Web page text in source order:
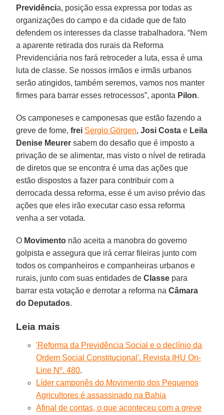
Previdência, posição essa expressa por todas as
organizações do campo e da cidade que de fato
defendem os interesses da classe trabalhadora. “Nem
a aparente retirada dos rurais da Reforma
Previdenciária nos fará retroceder a luta, essa é uma
luta de classe. Se nossos irmãos e irmãs urbanos
serão atingidos, também seremos, vamos nos manter
firmes para barrar esses retrocessos”, aponta Pilon.
Os camponeses e camponesas que estão fazendo a
greve de fome,frei Sergio Görgen, Josi Costa e Leila
Denise Meurer sabem do desafio que é imposto a
privação de se alimentar, mas visto o nível de retirada
de diretos que se encontra é uma das ações que
estão dispostos a fazer para contribuir com a
derrocada dessa reforma, esse é um aviso prévio das
ações que eles irão executar caso essa reforma
venha a ser votada.
O Movimento não aceita a manobra do governo
golpista e assegura que irá cerrar fileiras junto com
todos os companheiros e companheiras urbanos e
rurais, junto com suas entidades deClasse para
barrar esta votação e derrotar a reforma naCâmara
do Deputados.
Leia mais
'Reforma da Previdência Social e o declínio da
Ordem Social Constitucional'. Revista IHU On-
Line Nº. 480.
Líder camponês do Movimento dos Pequenos
Agricultores é assassinado na Bahia
Afinal de contas, o que aconteceu com a greve